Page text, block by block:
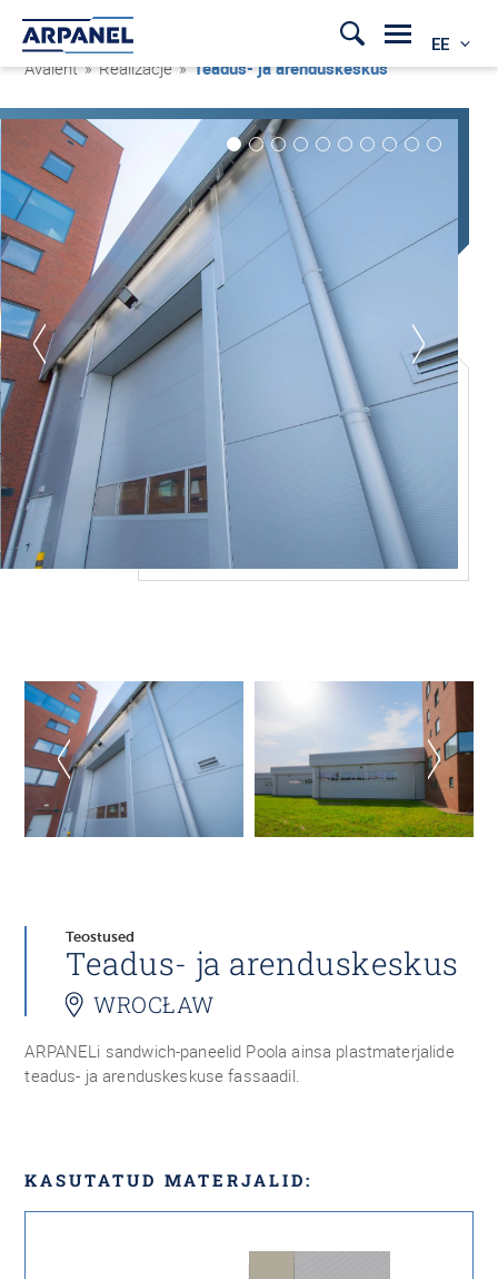
EE
Avaleht » Realizacje »Teadus- ja arenduskeskus
Teostused
Teadus- ja arenduskeskus
WROCŁAW
ARPANELi sandwich-paneelid Poola ainsa plastmaterjalide
teadus- ja arenduskeskuse fassaadil.
KASUTATUD MATERJALID: